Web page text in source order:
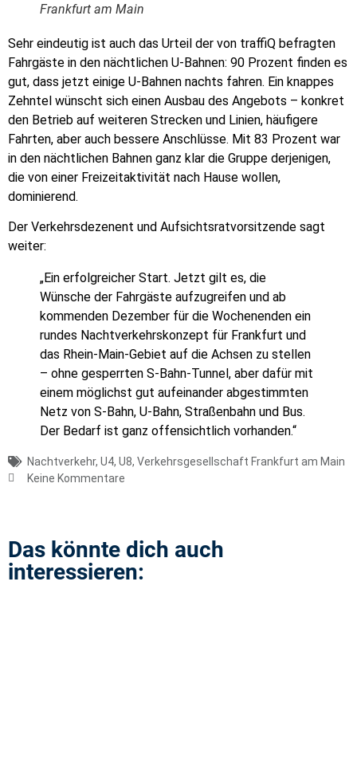
Frankfurt am Main
Sehr eindeutig ist auch das Urteil der von traffiQ befragten
Fahrgäste in den nächtlichen U-Bahnen: 90 Prozent finden es
gut, dass jetzt einige U-Bahnen nachts fahren. Ein knappes
Zehntel wünscht sich einen Ausbau des Angebots – konkret
den Betrieb auf weiteren Strecken und Linien, häufigere
Fahrten, aber auch bessere Anschlüsse. Mit 83 Prozent war
in den nächtlichen Bahnen ganz klar die Gruppe derjenigen,
die von einer Freizeitaktivität nach Hause wollen,
dominierend.
Der Verkehrsdezenent und Aufsichtsratvorsitzende sagt
weiter:
„Ein erfolgreicher Start. Jetzt gilt es, die
Wünsche der Fahrgäste aufzugreifen und ab
kommenden Dezember für die Wochenenden ein
rundes Nachtverkehrskonzept für Frankfurt und
das Rhein-Main-Gebiet auf die Achsen zu stellen
– ohne gesperrten S-Bahn-Tunnel, aber dafür mit
einem möglichst gut aufeinander abgestimmten
Netz von S-Bahn, U-Bahn, Straßenbahn und Bus.
Der Bedarf ist ganz offensichtlich vorhanden.“
Nachtverkehr, U4, U8, Verkehrsgesellschaft Frankfurt am Main
Keine Kommentare
Das könnte dich auch
interessieren: